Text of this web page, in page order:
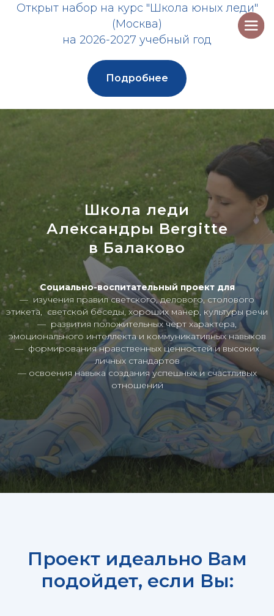
Открыт набор на курс "Школа юных леди"
(Москва)
на 2026-2027 учебный год
Подробнее
Школа леди
Александры Bergitte
в Балаково
Социально-воспитательный проект для
— изучения правил светского, делового, столового
этикета, светской беседы, хороших манер, культуры речи
— развития положительных черт характера,
эмоционального интеллекта и коммуникативных навыков
— формирования нравственных ценностей и высоких
личных стандартов
— освоения навыка создания успешных и счастливых
отношений
Проект идеально Вам
подойдет, если Вы: